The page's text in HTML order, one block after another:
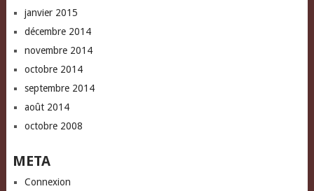
janvier 2015
décembre 2014
novembre 2014
octobre 2014
septembre 2014
août 2014
octobre 2008
META
Connexion